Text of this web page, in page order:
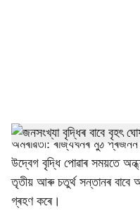
h
a
r
অমৰাৱতী: ৰাজ্যখনৰ মুঠ প্ৰজনন
উদ্বেগ বৃদ্ধি পোৱাৰ সময়তে
তৃতীয় আৰু চতুৰ্থ সন্তানৰ বাবে
গ্ৰহণ কৰে।